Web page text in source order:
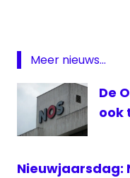
schansspringen
skispringen
Meer nieuws...
De
ook
Nieuwjaarsdag: